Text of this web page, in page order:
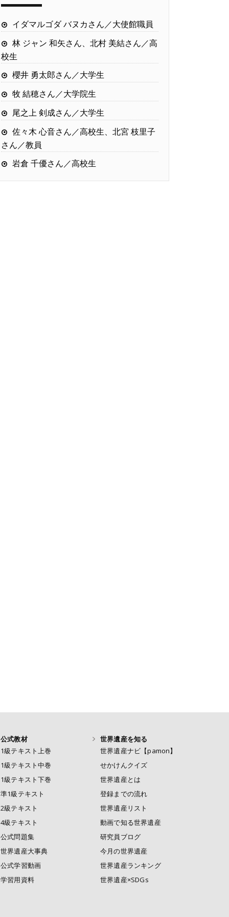
イダマルゴダ バヌカさん／大使館職員
林 ジャン 和矢さん、北村 美結さん／高
校生
櫻井 勇太郎さん／大学生
牧 結穂さん／大学院生
尾之上 剣成さん／大学生
佐々木 心音さん／高校生、北宮 枝里子
さん／教員
岩倉 千優さん／高校生
公式教材
1級テキスト上巻
1級テキスト中巻
1級テキスト下巻
準1級テキスト
2級テキスト
4級テキスト
公式問題集
世界遺産大事典
公式学習動画
学習用資料
世界遺産を知る
世界遺産ナビ【pamon】
せかけんクイズ
世界遺産とは
登録までの流れ
世界遺産リスト
動画で知る世界遺産
研究員ブログ
今月の世界遺産
世界遺産ランキング
世界遺産×SDGs